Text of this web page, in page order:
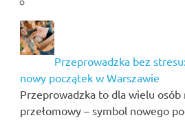
Przeprowadzka bez
nowy początek w Warszawie
Przeprowadzka to dla wielu
przełomowy – symbol nowego